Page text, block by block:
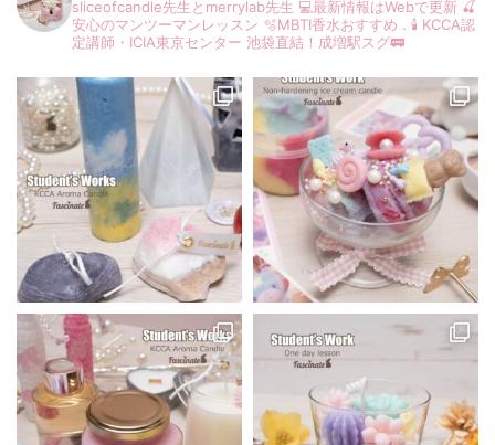
sliceofcandle先生とmerrylab先生 💻最新情報はWebで更新 🍒
安心のマンツーマンレッスン 🫧MBTI香水おすすめ . 🕯️ KCCA認
定講師・ICIA東京センター 池袋直結！成増駅スグ🚃